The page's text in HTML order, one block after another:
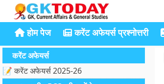
होम पेज करेंट अफेयर्स प्रश्नोत्तरी
करेंट अफेयर्स
📝 करेंट अफेयर्स 2025-26